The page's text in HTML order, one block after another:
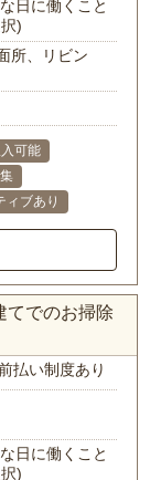
日に働くこと
)
所、リビン
可能
ィブあり
てでのお掃除
払い制度あり
日に働くこと
)